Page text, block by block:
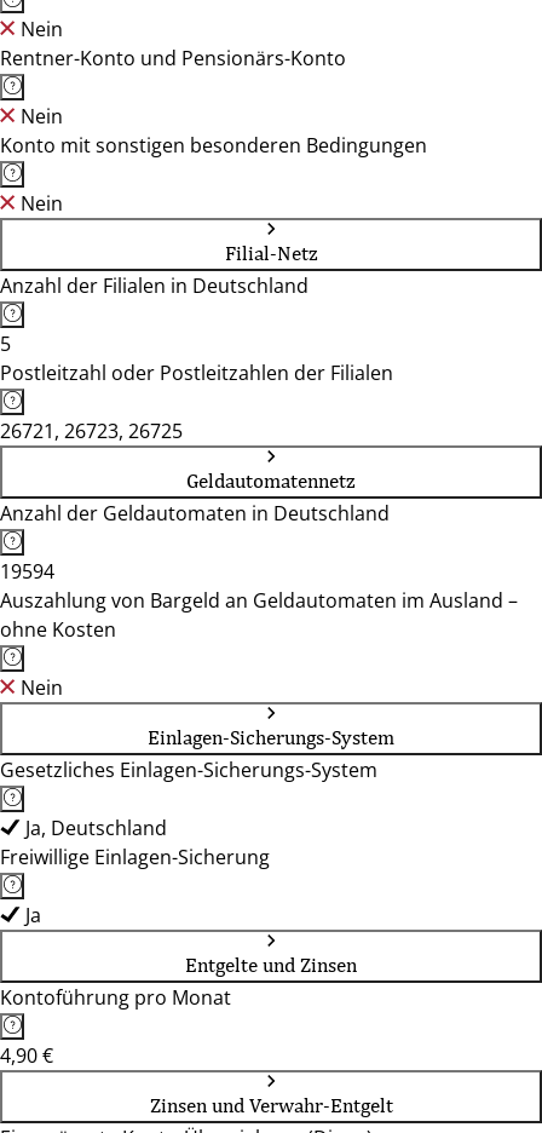
Nein
Rentner-Konto und Pensionärs-Konto
Nein
Konto mit sonstigen besonderen Bedingungen
Nein
Filial-Netz
Anzahl der Filialen in Deutschland
5
Postleitzahl oder Postleitzahlen der Filialen
26721, 26723, 26725
Geldautomatennetz
Anzahl der Geldautomaten in Deutschland
19594
Auszahlung von Bargeld an Geldautomaten im Ausland –
ohne Kosten
Nein
Einlagen-Sicherungs-System
Gesetzliches Einlagen-Sicherungs-System
Ja, Deutschland
Freiwillige Einlagen-Sicherung
Ja
Entgelte und Zinsen
Kontoführung pro Monat
4,90 €
Zinsen und Verwahr-Entgelt